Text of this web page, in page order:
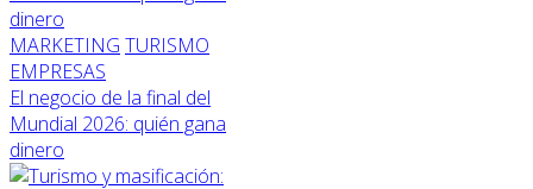
MARKETING TURISMO
EMPRESAS
El negocio de la final del
Mundial 2026: quién gana
dinero